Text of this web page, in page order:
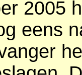
2005
eens